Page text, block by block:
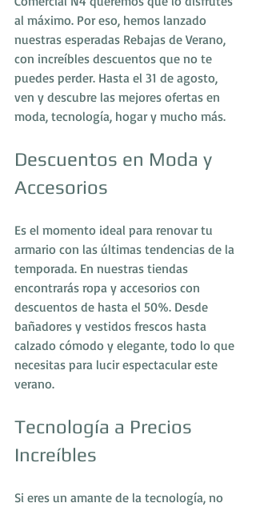
al máximo. Por eso, hemos lanzado
nuestras esperadas Rebajas de Verano,
con increíbles descuentos que no te
puedes perder. Hasta el 31 de agosto,
ven y descubre las mejores ofertas en
moda, tecnología, hogar y mucho más.
Descuentos en Moda y
Accesorios
Es el momento ideal para renovar tu
armario con las últimas tendencias de la
temporada. En nuestras tiendas
encontrarás ropa y accesorios con
descuentos de hasta el 50%. Desde
bañadores y vestidos frescos hasta
calzado cómodo y elegante, todo lo que
necesitas para lucir espectacular este
verano.
Tecnología a Precios
Increíbles
Si eres un amante de la tecnología, no